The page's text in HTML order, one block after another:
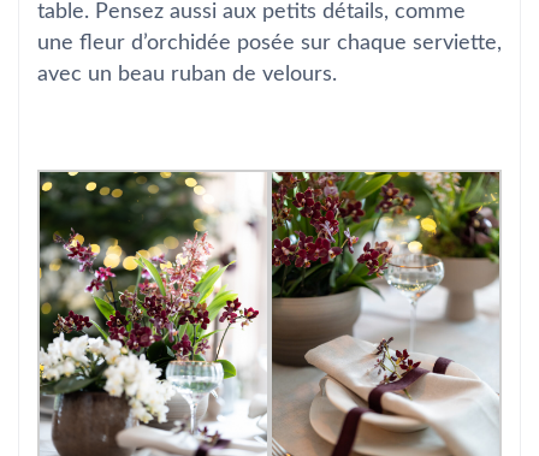
table. Pensez aussi aux petits détails, comme
une fleur d’orchidée posée sur chaque serviette,
avec un beau ruban de velours.